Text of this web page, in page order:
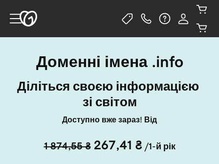
Доменні імена .info
Діліться своєю інформацією
зі світом
Доступно вже зараз! Від
1 874,55 ₴ 267,41 ₴ /1-й рік